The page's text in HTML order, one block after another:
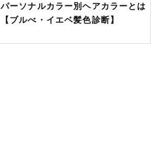
パーソナルカラー別ヘアカラーとは
【ブルべ・イエベ髪色診断】